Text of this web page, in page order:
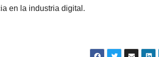
en la industria digital.